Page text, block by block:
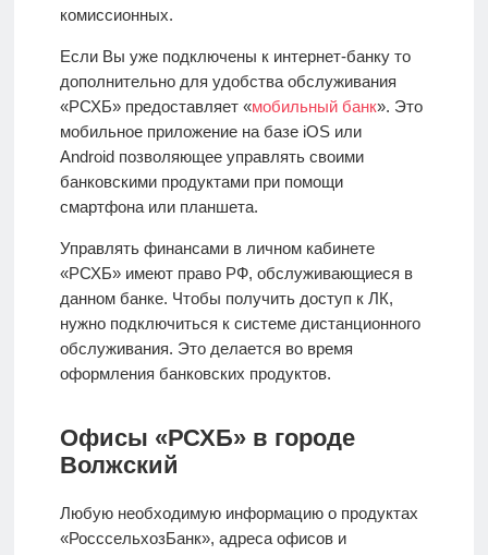
комиссионных.
Если Вы уже подключены к интернет-банку то
дополнительно для удобства обслуживания
«РСХБ» предоставляет «мобильный банк». Это
мобильное приложение на базе iOS или
Android позволяющее управлять своими
банковскими продуктами при помощи
смартфона или планшета.
Управлять финансами в личном кабинете
«РСХБ» имеют право РФ, обслуживающиеся в
данном банке. Чтобы получить доступ к ЛК,
нужно подключиться к системе дистанционного
обслуживания. Это делается во время
оформления банковских продуктов.
Офисы «РСХБ» в городе
Волжский
Любую необходимую информацию о продуктах
«РосссельхозБанк», адреса офисов и